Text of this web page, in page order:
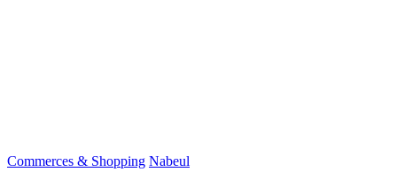
Commerces & Shopping Nabeul